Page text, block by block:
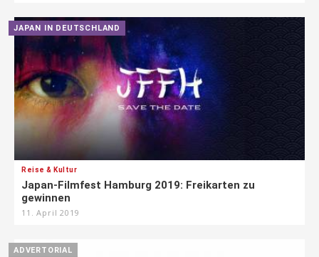
JAPAN IN DEUTSCHLAND
Reise & Kultur
Japan-Filmfest Hamburg 2019: Freikarten zu
gewinnen
11. April 2019
ADVERTORIAL